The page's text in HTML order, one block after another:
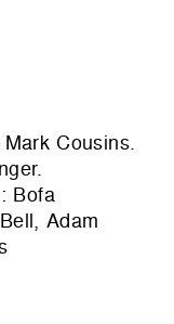
Cousins.
Bofa
Adam